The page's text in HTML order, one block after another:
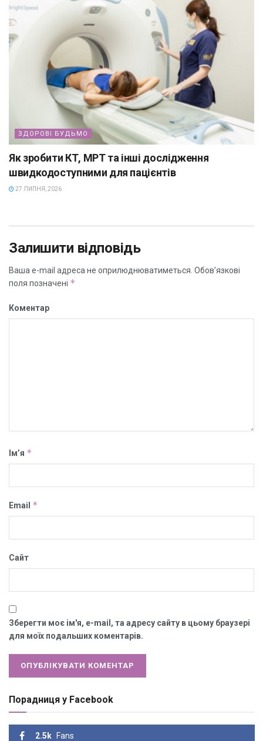
ЗДОРОВІ БУДЬМО
Як зробити КТ, МРТ та інші дослідження
швидкодоступними для пацієнтів
27 ЛИПНЯ, 2026
Залишити відповідь
Ваша e-mail адреса не оприлюднюватиметься. Обов’язкові
поля позначені *
Коментар
Ім’я *
Email *
Сайт
Зберегти моє ім'я, e-mail, та адресу сайту в цьому браузері
для моїх подальших коментарів.
Порадниця у Facebook
2.5k Fans